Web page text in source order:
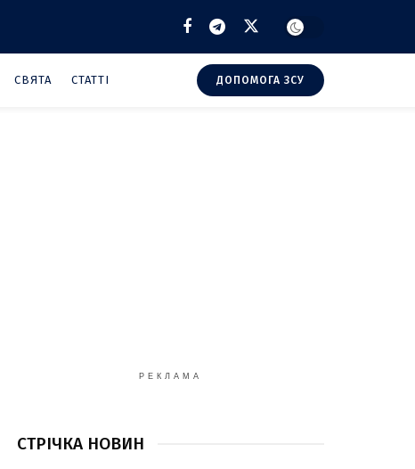
СВЯТА СТАТТІ ДОПОМОГА ЗСУ
РЕКЛАМА
СТРІЧКА НОВИН